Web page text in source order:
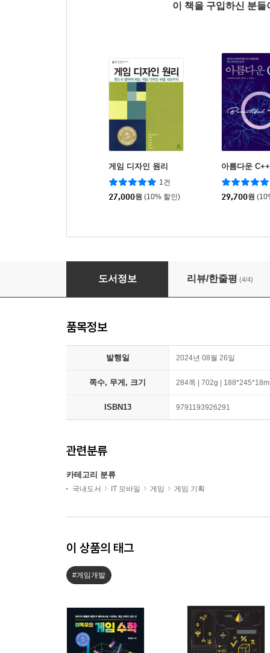
이 책을 구입하신 분
게임 디자인 원리
1건
27,000원 (10% 할인)
아름다운 C++
29,700원
게임 밸런스 수치 기획 바이블
도서정보 리뷰/한줄평 (4/4)
품목정보
발행일 2024년 08월 26일
쪽수, 무게, 크기 284쪽 | 702g |
ISBN13 9791193926291
관련분류
카테고리 분류
국내도서 IT 모바일 게임 게임 기획
이 상품의 태그
#게임개발